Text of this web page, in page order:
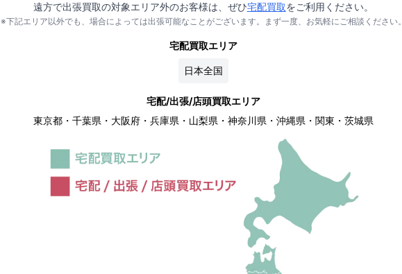
遠方で出張買取の対象エリア外のお客様は、ぜひ宅配買取をご利用ください。
※下記エリア以外でも、場合によっては出張可能なことがございます。まず一度、お気軽にご相談ください。
宅配買取エリア
日本全国
宅配/出張/店頭買取エリア
東京都・千葉県・大阪府・兵庫県・山梨県・神奈川県・沖縄県・関東・茨城県